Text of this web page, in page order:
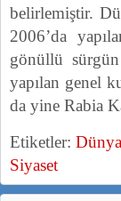
belirlemiştir.
2006’da
gönüllü
yapılan genel
da yine Rabia
Etiketler: Dünya
Siyaset